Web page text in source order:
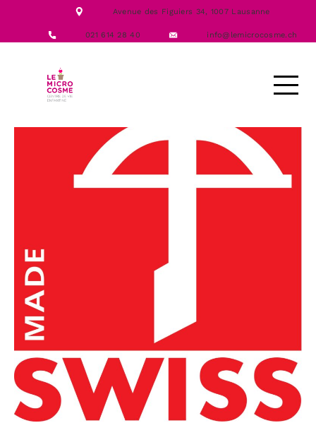
Avenue des Figuiers 34, 1007 Lausanne
021 614 28 40 info@lemicrocosme.ch
ACTIVITÉS